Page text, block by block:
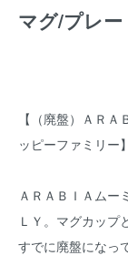
マグ/プレ
【（廃盤）ＡＲ
ッピーファミリ
ＡＲＡＢＩＡムー
ＬＹ。マグカップ
すでに廃盤になっ